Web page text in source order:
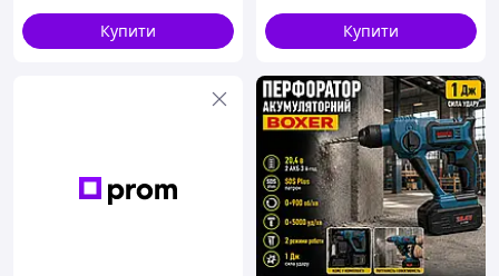
Надійні, довговічні вузли та механізми
Металевий корпус редуктора
Запобіжна муфта
дасть змогу
унеможливити пошкодження інструмента,
продовжити термін його експлуатації.
Вузли та механізми з високоякісного
матеріалу
, гарантують стабільну роботу
перфоратора в різних умовах.
Купити
Купити